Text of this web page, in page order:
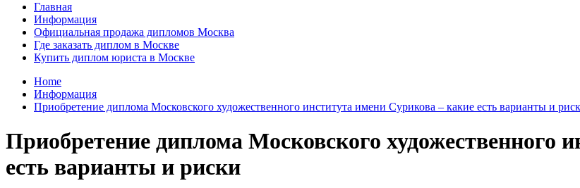
Главная
Информация
Официальная продажа дипломов Москва
Где заказать диплом в Москве
Купить диплом юриста в Москве
Home
Информация
Приобретение диплома Московского художественного института имени Сурикова – какие есть варианты и
Приобретение диплома Московского художественного
есть варианты и риски